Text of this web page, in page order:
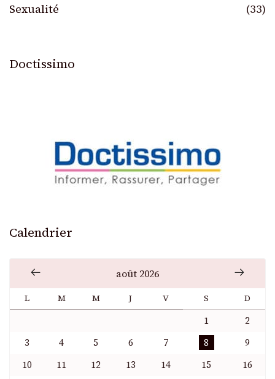
Sexualité (33)
Doctissimo
Calendrier
août 2026
L M M J V S D
1
2
3
4 5 6 7 8
9
10
11 12 13 14 15
16